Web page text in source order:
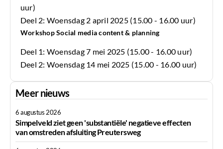
uur)
Deel 2: Woensdag 2 april 2025 (15.00 - 16.00 uur)
Workshop Social media content & planning
Deel 1: Woensdag 7 mei 2025 (15.00 - 16.00 uur)
Deel 2: Woensdag 14 mei 2025 (15.00 - 16.00 uur)
Meer nieuws
6 augustus 2026
Simpelveld ziet geen 'substantiële' negatieve effecten
van omstreden afsluiting Preutersweg